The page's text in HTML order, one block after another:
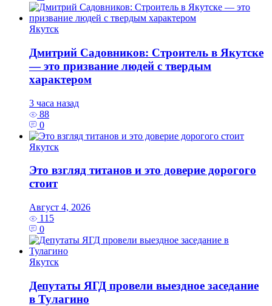
Якутск
Дмитрий Садовников: Строитель в Якутске
— это призвание людей с твердым
характером
3 часа назад
88
0
Якутск
Это взгляд титанов и это доверие дорогого
стоит
Август 4, 2026
115
0
Якутск
Депутаты ЯГД провели выездное заседание
в Тулагино